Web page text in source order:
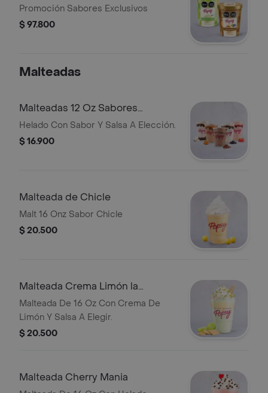
Exclusivos
Promoción Sabores Exclusivos
$ 97.800
Malteadas
Malteadas 12 Oz Sabores
Tradicionales
Helado Con Sabor Y Salsa A Elección.
$ 16.900
Malteada de Chicle
Malt 16 Onz Sabor Chicle
$ 20.500
Malteada Crema Limón la
Lechera
Malteada De 16 Oz Con Crema De
Limón Y Salsa A Elegir.
$ 20.500
Malteada Cherry Mania